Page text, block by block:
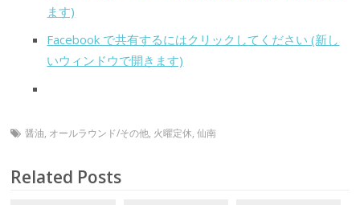
ます)
Facebook で共有するにはクリックしてください (新し
いウィンドウで開きます)
醤油, オールラウンド/その他, 火曜定休,仙南
Related Posts